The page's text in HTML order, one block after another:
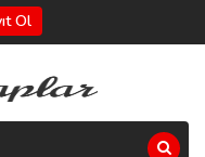
Ol